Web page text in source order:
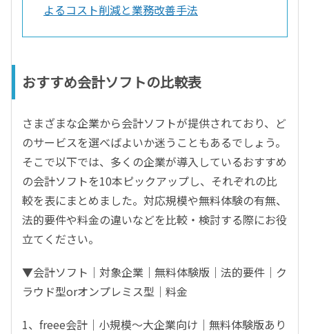
よるコスト削減と業務改善手法
おすすめ会計ソフトの比較表
さまざまな企業から会計ソフトが提供されており、ど
のサービスを選べばよいか迷うこともあるでしょう。
そこで以下では、多くの企業が導入しているおすすめ
の会計ソフトを10本ピックアップし、それぞれの比
較を表にまとめました。対応規模や無料体験の有無、
法的要件や料金の違いなどを比較・検討する際にお役
立てください。
▼会計ソフト｜対象企業｜無料体験版｜法的要件｜ク
ラウド型orオンプレミス型｜料金
1、freee会計｜小規模～大企業向け｜無料体験版あり